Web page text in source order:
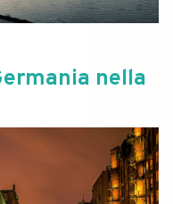
nella